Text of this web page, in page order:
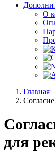
О
Главная
для